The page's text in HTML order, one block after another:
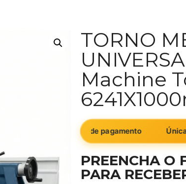
TORNO
Machine
como forma de pagamento Única
PREENCHA O
PARA